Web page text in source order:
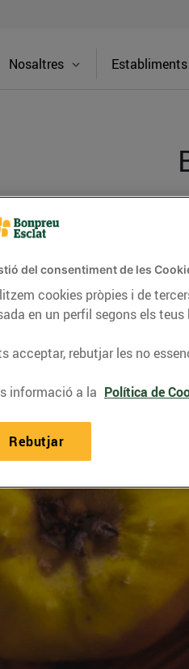
Nosaltres Establiments
receptes, consells
del nostre
del consentiment de les
cookies pròpies i de
en un perfil segons els
acceptar, rebutjar les no
informació a la Política de
Rebutjar